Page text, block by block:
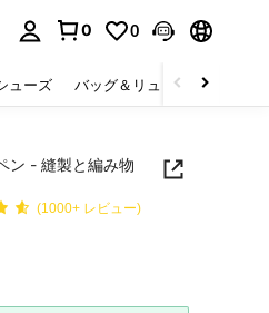
0 0
ューズ バッグ＆リュック
ン - 縫製と編み物
(1000+ レビュー)